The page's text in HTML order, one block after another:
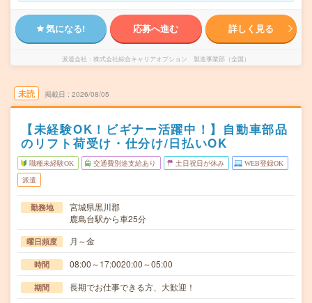
気になる! 応募へ進む 詳しく見る
派遣会社 株式会社綜合キャリアオプション 製造事業部（全国）
未読 掲載日 2026/08/05
【未経験OK！ビギナー活躍中！】自動車部品
のリフト荷受け・仕分け/日払いOK
職種未経験OK 交通費別途支給あり 土日祝日が休み WEB登録OK
派遣
勤務地
宮城県黒川郡
鹿島台駅から車25分
曜日頻度 月～金
時間 08:00～17:0020:00～05:00
期間 長期でお仕事できる方、大歓迎！